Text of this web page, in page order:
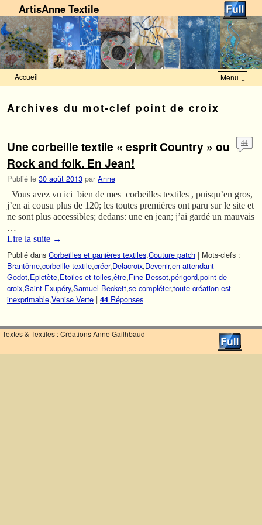
ArtisAnne Textile
Accueil Menu ↓
Archives du mot-clef point de croix
Une corbeille textile « esprit Country » ou
Rock and folk. En Jean!
Publié le 30 août 2013 par Anne
44
Vous avez vu ici bien de mes corbeilles textiles , puisqu’en gros,
j’en ai cousu plus de 120; les toutes premières ont paru sur le site et
ne sont plus accessibles; dedans: une en jean; j’ai gardé un mauvais
…
Lire la suite →
Publié dans Corbeilles et panières textiles,Couture patch | Mots-clefs :
Brantôme,corbeille textile,créer,Delacroix,Devenir,en attendant
Godot,Epictète,Etoiles et toiles,être,Fine Bessot,périgord,point de
croix,Saint-Exupéry,Samuel Beckett,se compléter,toute création est
inexprimable,Venise Verte | 44 Réponses
Textes & Textiles : Créations Anne Gailhbaud